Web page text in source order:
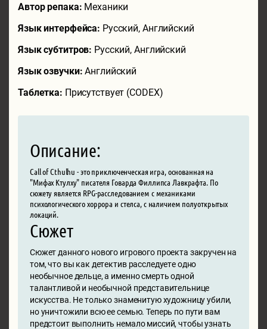
Автор репака: Механики
Язык интерфейса: Русский, Английский
Язык субтитров: Русский, Английский
Язык озвучки:Английский
Таблетка: Присутствует (CODEX)
Описание:
Call of Cthulhu - это приключенческая игра, основанная на
"Мифах Ктулху" писателя Говарда Филлипса Лавкрафта. По
сюжету является RPG-расследованием с механиками
психологического хоррора и стелса, с наличием полуоткрытых
локаций.
Сюжет
Сюжет данного нового игрового проекта закручен на
том, что вы как детектив расследуете одно
необычное дельце, а именно смерть одной
талантливой и необычной представительнице
искусства. Не только знаменитую художницу убили,
но уничтожили всю ее семью. Теперь по пути вам
предстоит выполнить немало миссий, чтобы узнать